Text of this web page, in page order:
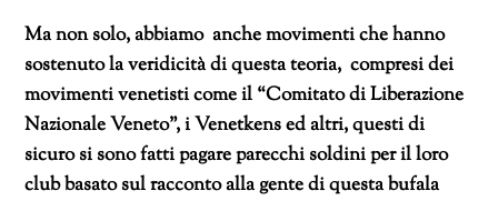
Ma non solo, abbiamo anche movimenti che hanno
sostenuto la veridicità di questa teoria, compresi dei
movimenti venetisti come il “Comitato di Liberazione
Nazionale Veneto”, i Venetkens ed altri, questi di
sicuro si sono fatti pagare parecchi soldini per il loro
club basato sul racconto alla gente di questa bufala